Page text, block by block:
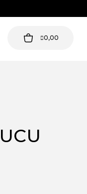
0,00